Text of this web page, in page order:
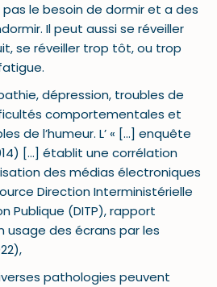
pas le besoin de dormir et a des
Il peut aussi se réveiller
se réveiller trop tôt, ou trop
dépression, troubles de
comportementales et
de l’humeur. L’ « […] enquête
[…] établit une corrélation
des médias électroniques
Direction Interministérielle
Publique (DITP), rapport
usage des écrans par les
pathologies peuvent